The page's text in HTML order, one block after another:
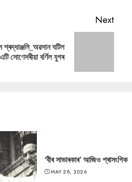
Next
শ্ৰদ্ধাঞ্জলি_অৱসান ঘটিল
এটি সোণেসৰীয়া বৰ্ণিল যুগৰ
‘বীৰ সাভাৰকাৰ’ আজিও প্ৰাসংগিক
MAY 28, 2026